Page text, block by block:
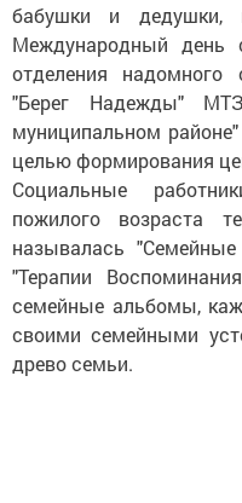
бабушки и
Международный день
отделения
"Берег Надежды"
муниципальном
целью формирования
Социальные
пожилого возраста
называлась
"Терапии
семейные альбомы,
своими семейными
древо семьи.